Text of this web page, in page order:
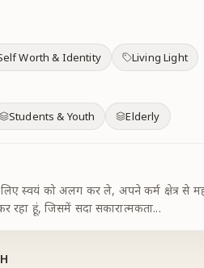
Worth & Identity Living Light
Students & Youth Elderly
स्वयं को अलग कर ले, अपने कर्म क्षेत्र से
रहा हूं, जिसमें सदा सकारात्मकता...